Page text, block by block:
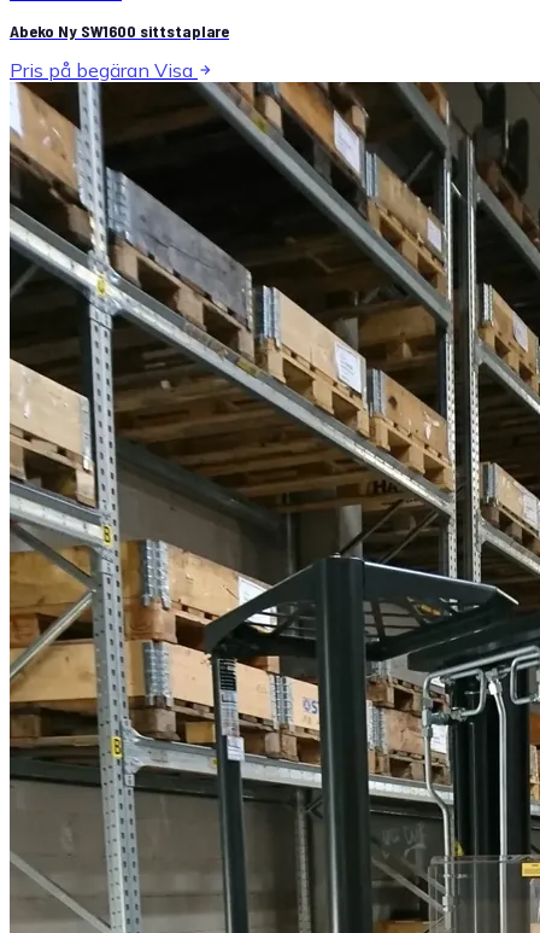
Abeko Ny SW1600 sittstaplare
Pris på begäran Visa